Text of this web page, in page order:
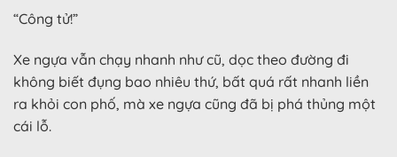
“Công tử!”
Xe ngựa vẫn chạy nhanh như cũ, dọc theo đường đi
không biết đụng bao nhiêu thứ, bất quá rất nhanh liền
ra khỏi con phố, mà xe ngựa cũng đã bị phá thủng một
cái lỗ.